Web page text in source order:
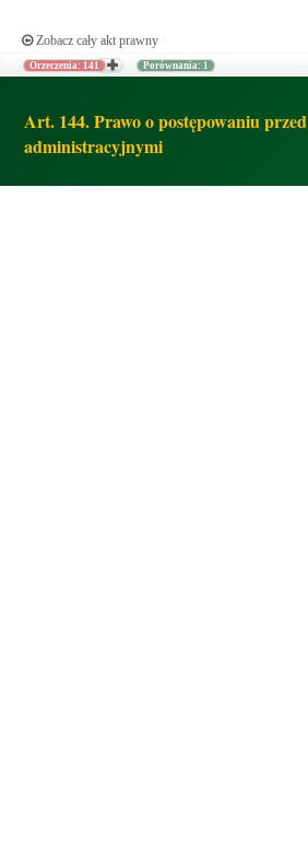
Zobacz cały akt prawny
Orzeczenia: 141 Porównania: 1
Art. 144. Prawo o postępowaniu
administracyjnymi